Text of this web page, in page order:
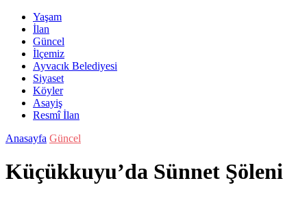
Yaşam
İlan
Güncel
İlçemiz
Ayvacık Belediyesi
Siyaset
Köyler
Asayiş
Resmî İlan
Anasayfa Güncel
Küçükkuyu’da Sünnet Şöleni